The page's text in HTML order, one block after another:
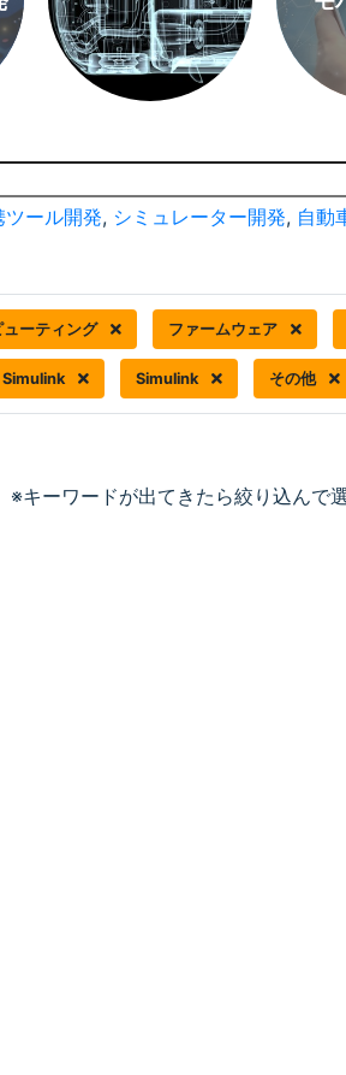
ール開発, シミュレーター開発, 自動
ューティング ファームウェア
Simulink Simulink その他
キーワードが出てきたら絞り込んで